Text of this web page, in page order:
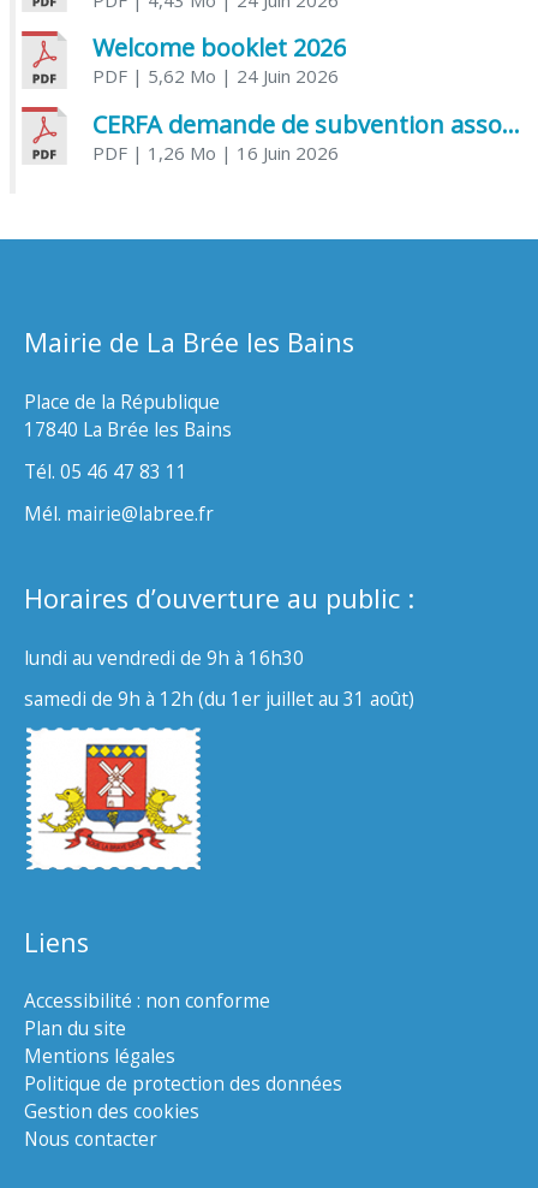
Welcome booklet 2026
PDF| 5,62 Mo | 24 Juin 2026
CERFA demande de subvention association
PDF| 1,26 Mo | 16 Juin 2026
Mairie de La Brée les Bains
Place de la République
17840 La Brée les Bains
Tél. 05 46 47 83 11
Mél. mairie@labree.fr
Horaires d’ouverture au public :
lundi au vendredi de 9h à 16h30
samedi de 9h à 12h (du 1er juillet au 31 août)
Liens
Accessibilité : non conforme
Plan du site
Mentions légales
Politique de protection des données
Gestion des cookies
Nous contacter